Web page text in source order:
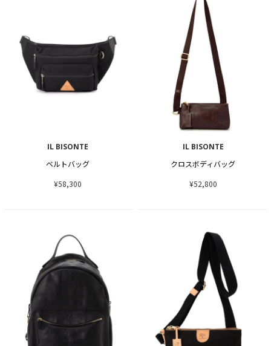
IL BISONTE
ベルトバッグ
¥58,300
IL BISONTE
クロスボディバッグ
¥52,800